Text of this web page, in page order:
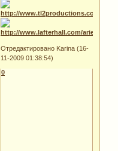
Отредактировано Karina (16-
11-2009 01:38:54)
0